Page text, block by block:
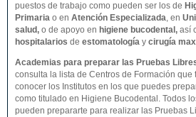
puestos de trabajo como pueden ser los de
Primaria o en Atención Especializada, en
salud, o de apoyo en higiene bucodental, así
hospitalarios de estomatología y cirugía
Academias para preparar las Pruebas
consulta la lista de Centros de Formación
conocer los Institutos en los que puedes
como titulado en Higiene Bucodental. Todos
pueden prepararte para realizar las Pruebas